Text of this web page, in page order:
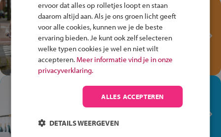
Test je kennis met het
Fiets Veilig
Verkeersspel!
Speel het Fiets Veilig Verkeersspel
en win een Cortina-fiets!
In de winkel ben je op je
plek!
op de winkelvloer, waar elke dag
ervoor dat alles op rolletjes loopt en staan
daarom altijd aan. Als je ons groen licht geeft
voor alle cookies, kunnen we je de beste
ervaring bieden. Je kunt ook zelf selecteren
welke typen cookies je wel en niet wilt
accepteren. Meer informatie vind je in onze
privacyverklaring.
ALLES ACCEPTEREN
DETAILS WEERGEVEN